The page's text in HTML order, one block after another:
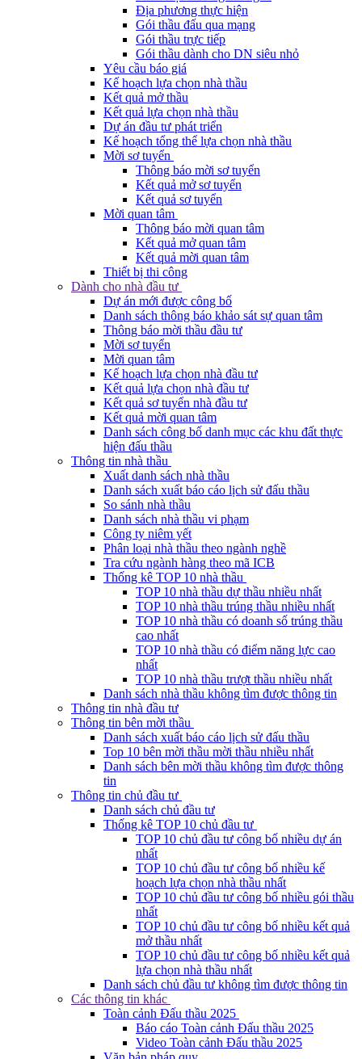
Địa phương thực hiện
Gói thầu đấu qua mạng
Gói thầu trực tiếp
Gói thầu dành cho DN siêu nhỏ
Yêu cầu báo giá
Kế hoạch lựa chọn nhà thầu
Kết quả mở thầu
Kết quả lựa chọn nhà thầu
Dự án đầu tư phát triển
Kế hoạch tổng thể lựa chọn nhà thầu
Mời sơ tuyển
Thông báo mời sơ tuyển
Kết quả mở sơ tuyển
Kết quả sơ tuyển
Mời quan tâm
Thông báo mời quan tâm
Kết quả mở quan tâm
Kết quả mời quan tâm
Thiết bị thi công
Dành cho nhà đầu tư
Dự án mới được công bố
Danh sách thông báo khảo sát sự quan tâm
Thông báo mời thầu đầu tư
Mời sơ tuyển
Mời quan tâm
Kế hoạch lựa chọn nhà đầu tư
Kết quả lựa chọn nhà đầu tư
Kết quả sơ tuyển nhà đầu tư
Kết quả mời quan tâm
Danh sách công bố danh mục các khu đất thực
hiện đấu thầu
Thông tin nhà thầu
Xuất danh sách nhà thầu
Danh sách xuất báo cáo lịch sử đấu thầu
So sánh nhà thầu
Danh sách nhà thầu vi phạm
Công ty niêm yết
Phân loại nhà thầu theo ngành nghề
Tra cứu ngành hàng theo mã ICB
Thống kê TOP 10 nhà thầu
TOP 10 nhà thầu dự thầu nhiều nhất
TOP 10 nhà thầu trúng thầu nhiều nhất
TOP 10 nhà thầu có doanh số trúng thầu
cao nhất
TOP 10 nhà thầu có điểm năng lực cao
nhất
TOP 10 nhà thầu trượt thầu nhiều nhất
Danh sách nhà thầu không tìm được thông tin
Thông tin nhà đầu tư
Thông tin bên mời thầu
Danh sách xuất báo cáo lịch sử đấu thầu
Top 10 bên mời thầu mời thầu nhiều nhất
Danh sách bên mời thầu không tìm được thông
tin
Thông tin chủ đầu tư
Danh sách chủ đầu tư
Thống kê TOP 10 chủ đầu tư
TOP 10 chủ đầu tư công bố nhiều dự án
nhất
TOP 10 chủ đầu tư công bố nhiều kế
hoạch lựa chọn nhà thầu nhất
TOP 10 chủ đầu tư công bố nhiều gói thầu
nhất
TOP 10 chủ đầu tư công bố nhiều kết quả
mở thầu nhất
TOP 10 chủ đầu tư công bố nhiều kết quả
lựa chọn nhà thầu nhất
Danh sách chủ đầu tư không tìm được thông tin
Các thông tin khác
Toàn cảnh Đấu thầu 2025
Báo cáo Toàn cảnh Đấu thầu 2025
Video Toàn cảnh Đấu thầu 2025